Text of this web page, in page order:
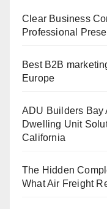
Clear Business
Professional
Best B2B
Europe
ADU Builders Bay
Dwelling Unit
California
The Hidden
What Air Freight